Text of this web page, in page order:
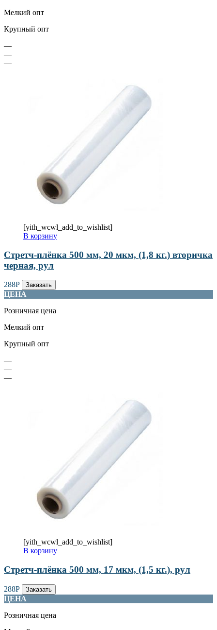
Мелкий опт
Крупный опт
—
—
—
[yith_wcwl_add_to_wishlist]
В корзину
Стретч-плёнка 500 мм, 20 мкм, (1,8 кг.) вторичка
черная, рул
288Р Заказать
ЦЕНА
Розничная цена
Мелкий опт
Крупный опт
—
—
—
[yith_wcwl_add_to_wishlist]
В корзину
Стретч-плёнка 500 мм, 17 мкм, (1,5 кг.), рул
288Р Заказать
ЦЕНА
Розничная цена